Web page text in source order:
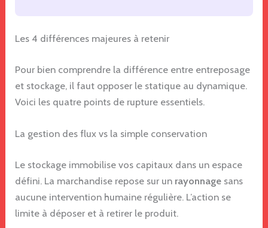
Les 4 différences majeures à retenir
Pour bien comprendre la différence entre entreposage
et stockage, il faut opposer le statique au dynamique.
Voici les quatre points de rupture essentiels.
La gestion des flux vs la simple conservation
Le stockage immobilise vos capitaux dans un espace
défini. La marchandise repose sur un rayonnage sans
aucune intervention humaine régulière. L’action se
limite à déposer et à retirer le produit.